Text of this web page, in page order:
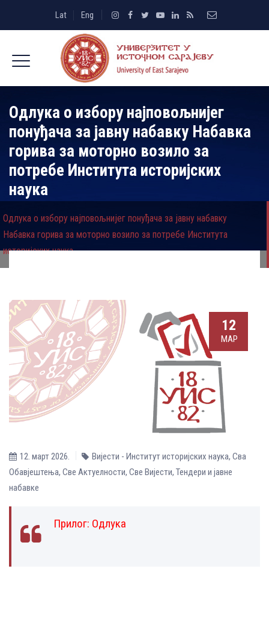
Lat Eng
Одлука о избору најповољнијег
понуђача за јавну набавку Набавка
горива за моторно возило за
потребе Института историјских
наука
Одлука о избору најповољнијег понуђача за јавну набавку
Набавка горива за моторно возило за потребе Института
историјских наука
12
МАР
12. март 2026. Вијести - Институт историјских наука, Сва
Обавјештења, Све Aктуелности, Све Вијести, Тендери и јавне
набавке
Прилог: Одлука